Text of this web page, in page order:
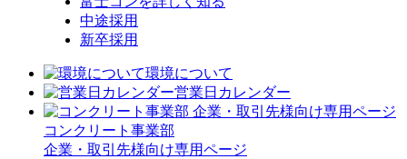
中途採用
新卒採用
環境について
営業日カレンダー
コンクリート事業部
企業・取引先様向け専用ページ